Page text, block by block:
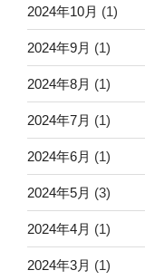
2024年10月 (1)
2024年9月 (1)
2024年8月 (1)
2024年7月 (1)
2024年6月 (1)
2024年5月 (3)
2024年4月 (1)
2024年3月 (1)